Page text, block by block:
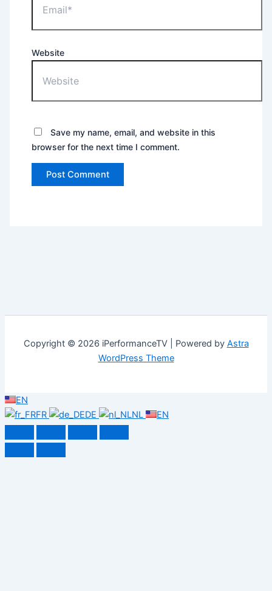
Website
Save my name, email, and website in this
browser for the next time I comment.
Copyright © 2026 iPerformanceTV | Powered by Astra
WordPress Theme
EN
FR
DE NL EN